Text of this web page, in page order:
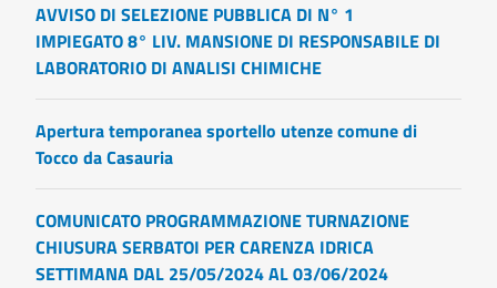
AVVISO DI SELEZIONE PUBBLICA DI N° 1
IMPIEGATO 8° LIV. MANSIONE DI RESPONSABILE DI
LABORATORIO DI ANALISI CHIMICHE
Apertura temporanea sportello utenze comune di
Tocco da Casauria
COMUNICATO PROGRAMMAZIONE TURNAZIONE
CHIUSURA SERBATOI PER CARENZA IDRICA
SETTIMANA DAL 25/05/2024 AL 03/06/2024